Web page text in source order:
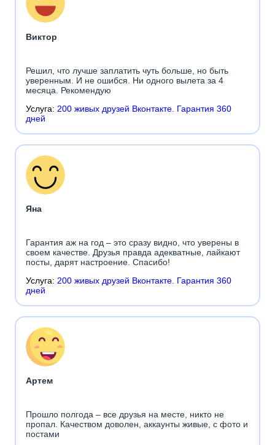
Виктор
Решил, что лучше заплатить чуть больше, но быть
уверенным. И не ошибся. Ни одного вылета за 4
месяца. Рекомендую
Услуга: 200 живых друзей Вконтакте. Гарантия 360
дней
Яна
Гарантия аж на год – это сразу видно, что уверены в
своем качестве. Друзья правда адекватные, лайкают
посты, дарят настроение. Спасибо!
Услуга: 200 живых друзей Вконтакте. Гарантия 360
дней
Артем
Прошло полгода – все друзья на месте, никто не
пропал. Качеством доволен, аккаунты живые, с фото и
постами